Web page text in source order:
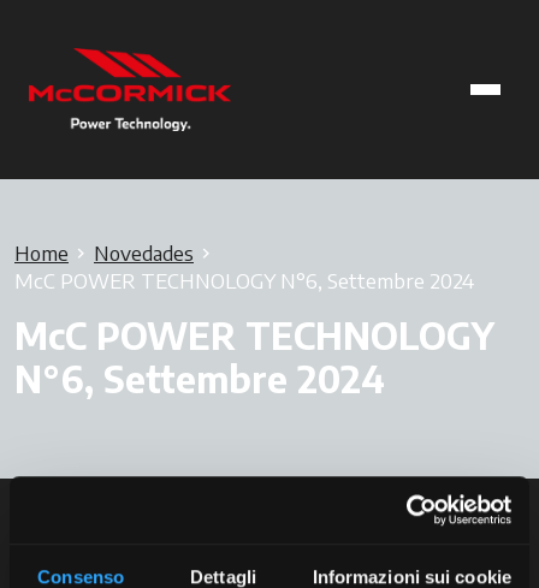
Consenso Dettagli Informazioni sui cookie
Home
Novedades
McC POWER TECHNOLOGY N°6, Settembre 2024
McC POWER TECHNOLOGY
N°6, Settembre 2024